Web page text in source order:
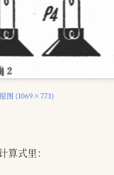
图 (1069×773)
式里：